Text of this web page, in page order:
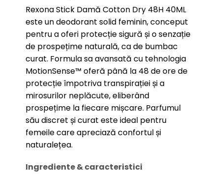
Rexona Stick Damă Cotton Dry 48H 40ML
este un deodorant solid feminin, conceput
pentru a oferi protecție sigură și o senzație
de prospețime naturală, ca de bumbac
curat. Formula sa avansată cu tehnologia
MotionSense™ oferă până la 48 de ore de
protecție împotriva transpirației și a
mirosurilor neplăcute, eliberând
prospețime la fiecare mișcare. Parfumul
său discret și curat este ideal pentru
femeile care apreciază confortul și
naturalețea.
Ingrediente & caracteristici